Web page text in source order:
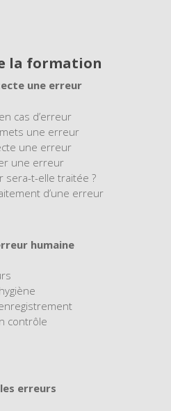
la formation
une erreur
cas d’erreur
une erreur
une erreur
une erreur
sera-t-elle traitée ?
d’une erreur
humaine
contrôle
erreurs